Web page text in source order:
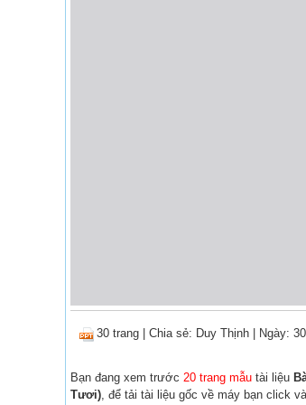
30 trang Chia sẻ: Duy Thịnh | Ngày:
Bạn đang xem trước 20 trang mẫu tài liệu
Tươi) , để tải tài liệu gốc về máy bạn click